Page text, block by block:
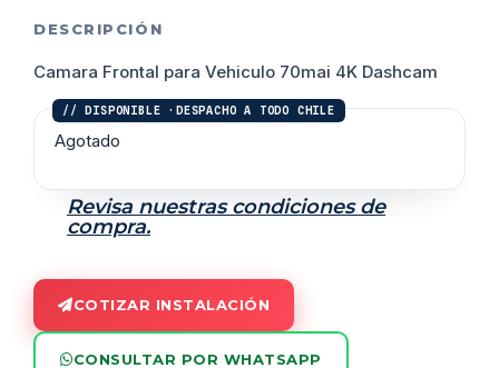
DESCRIPCIÓN
Camara Frontal para Vehiculo 70mai 4K Dashcam
Agotado
Revisa nuestras condiciones de
compra.
COTIZAR INSTALACIÓN
CONSULTAR POR WHATSAPP